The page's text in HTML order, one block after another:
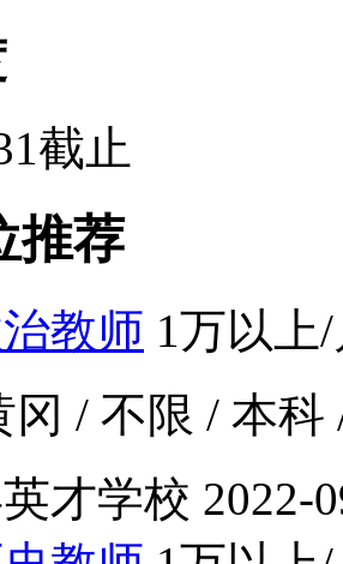
截止
推荐
教师 1万以上
冈 / 不限 / 本科
才学校 2022-